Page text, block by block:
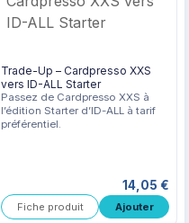
Trade-Up – Cardpresso XXS
vers ID-ALL Starter
Passez de Cardpresso XXS à
l’édition Starter d’ID-ALL à tarif
préférentiel.
14,05 €
Fiche produit